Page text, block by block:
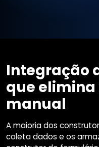
Integração
que
manual
A maioria dos
coleta dados e os